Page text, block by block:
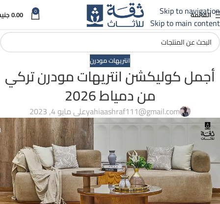
Skip to navigation
Skip to main content
القائمة 0
0.00
انتريهات مودرن
أجمل كوليكشن انتريهات مودرن تركي
من دمياط 2026
yahiaashraf111@gmail.comعلى مايو 4, 2023
موسم ثقة الكبير 💪🏻 اكبر فترة مفاجأت وعروض ...تابعونا 🔥⚡